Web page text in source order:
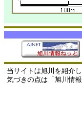
当サイトは旭川を紹介
気づきの点は「旭川情